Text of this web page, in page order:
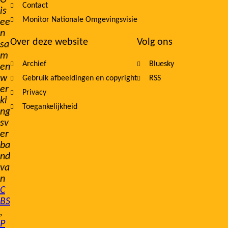
is
ee
n
sa
m
en
w
er
ki
ng
sv
er
ba
nd
va
n
C
BS
,
P
Contact
Monitor Nationale Omgevingsvisie
Over deze website
Archief
Gebruik afbeeldingen en copyright
Privacy
Toegankelijkheid
Volg ons
Bluesky
RSS